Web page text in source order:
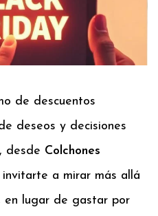
de descuentos
deseos y decisiones
desde Colchones
invitarte a mirar más allá
en lugar de gastar por